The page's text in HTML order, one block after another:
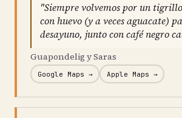
"Siempre volvemos por un
con huevo (y a veces aguacate)
desayuno, junto con café negro
Guapondelig y Saras
Google Maps → Apple Maps →